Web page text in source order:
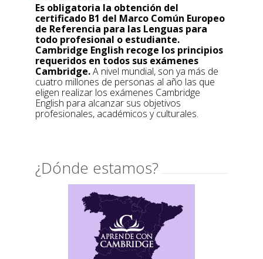
Es obligatoria la obtención del
certificado B1 del Marco Común Europeo
de Referencia para las Lenguas para
todo profesional o estudiante.
Cambridge English recoge los principios
requeridos en todos sus exámenes
Cambridge.A nivel mundial, son ya más de
cuatro millones de personas al año las que
eligen realizar los exámenes Cambridge
English para alcanzar sus objetivos
profesionales, académicos y culturales.
¿Dónde estamos?